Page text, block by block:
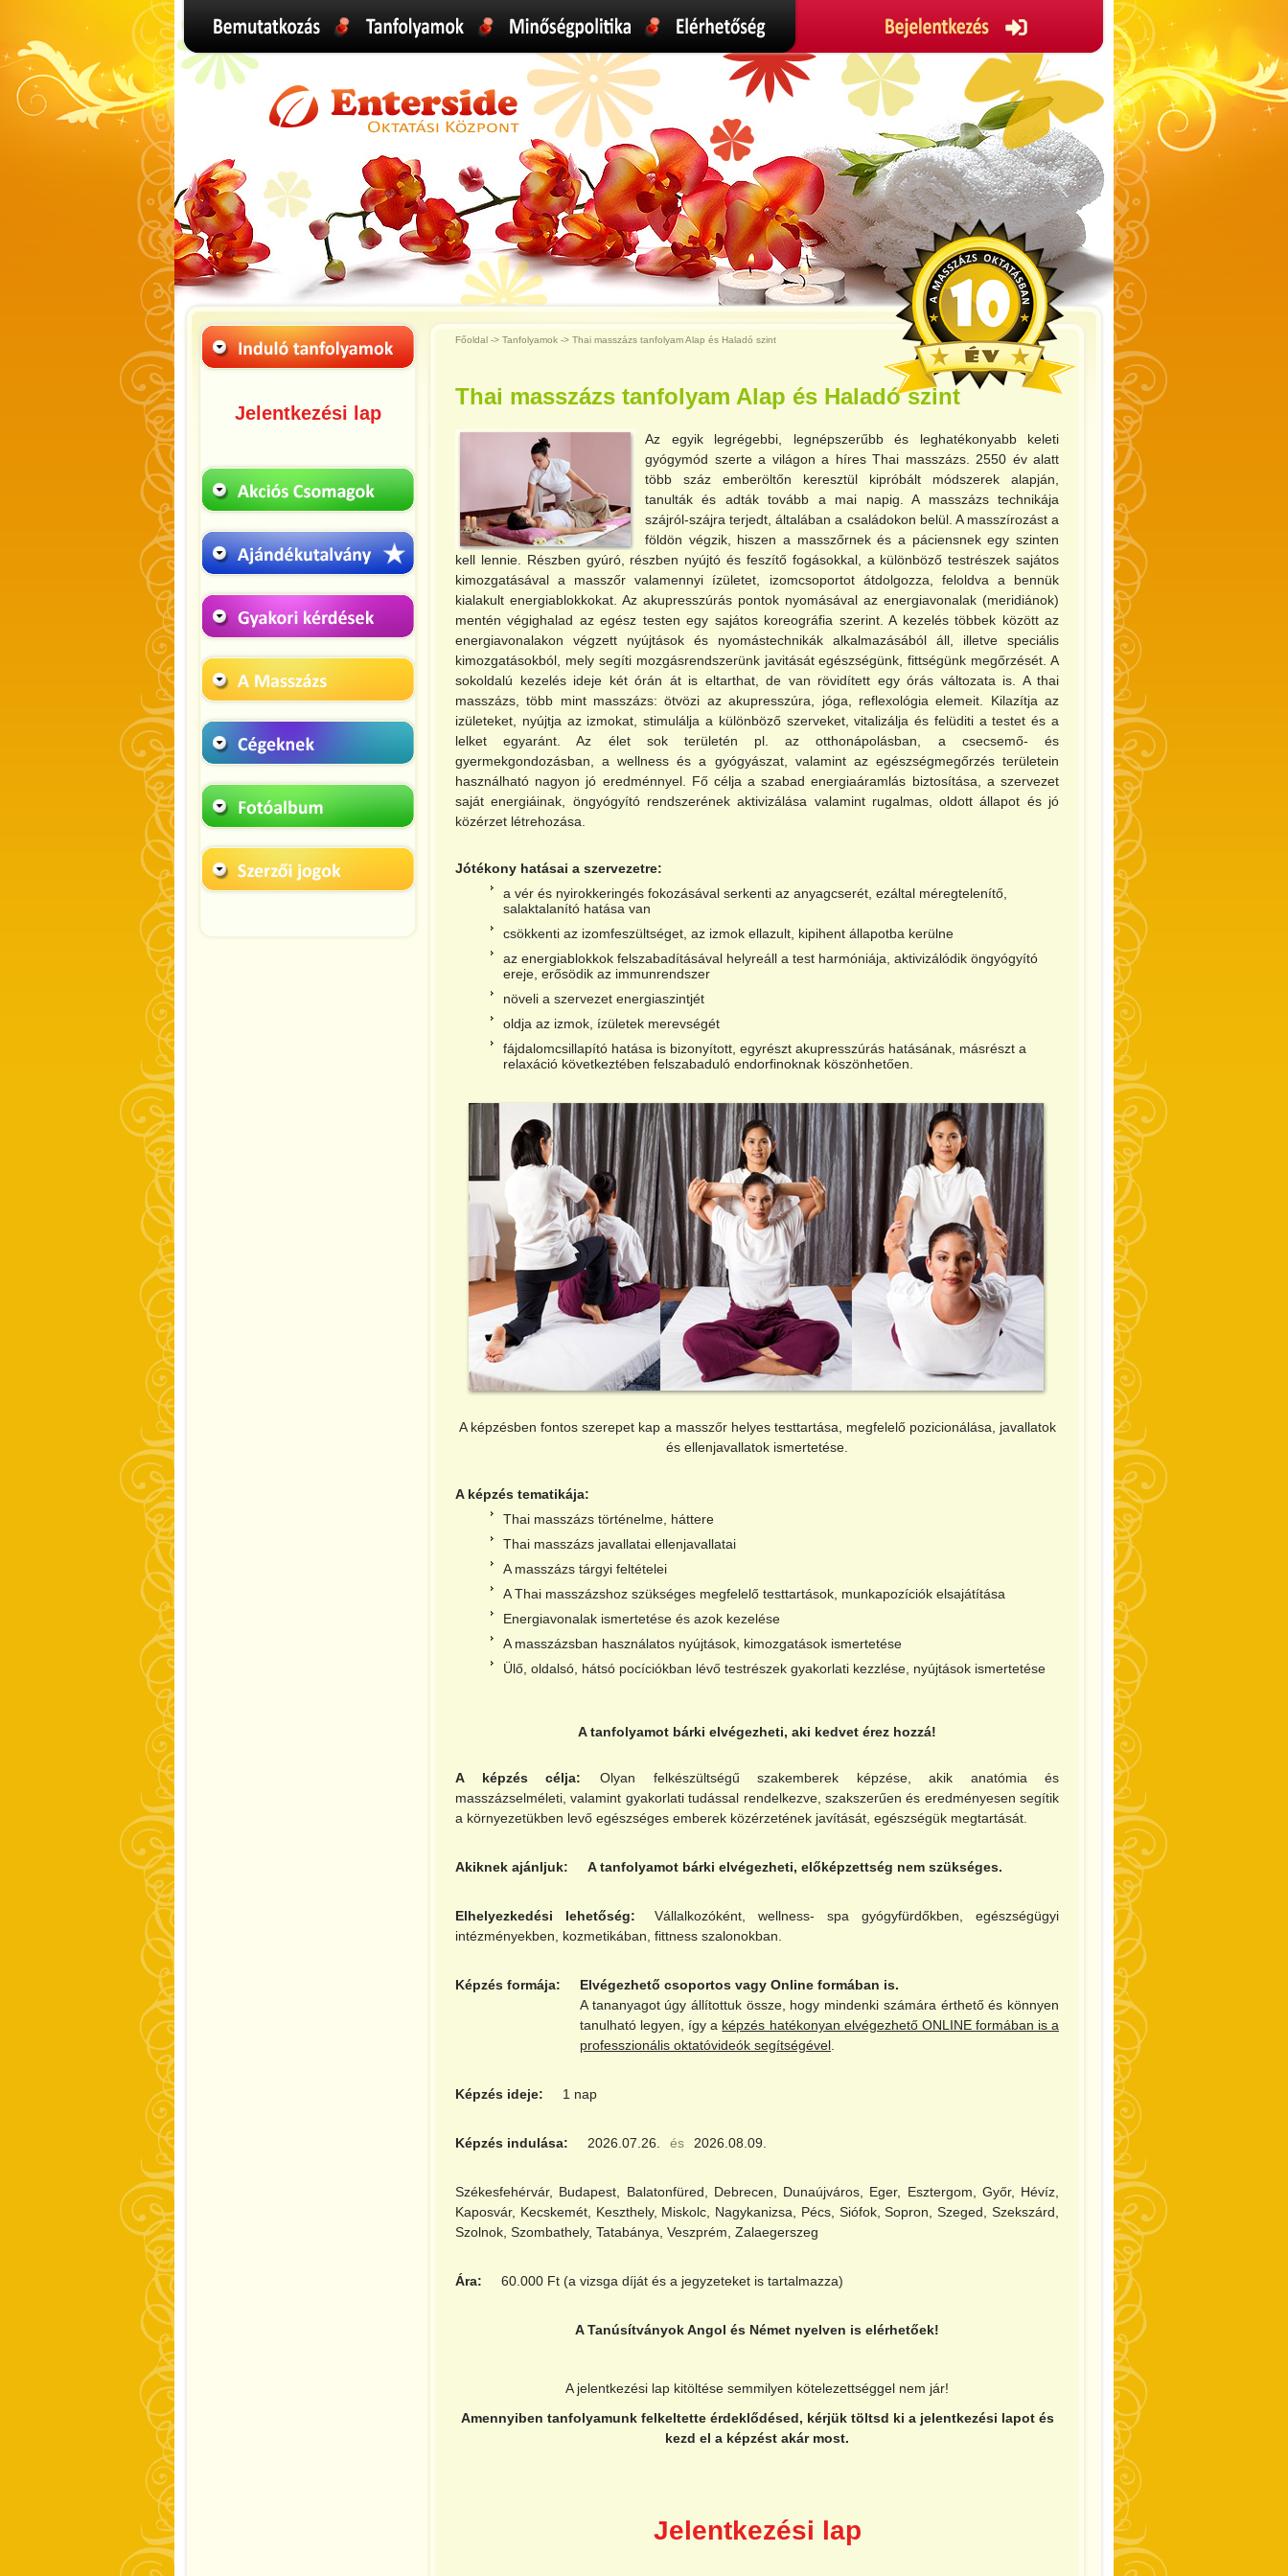
Jelentkezési lap
Főoldal -> Tanfolyamok -> Thai masszázs tanfolyam Alap és Haladó szint
Thai masszázs tanfolyam Alap és Haladó szint
Az egyik legrégebbi, legnépszerűbb és leghatékonyabb keleti
gyógymód szerte a világon a híres Thai masszázs. 2550 év alatt
több száz emberöltőn keresztül kipróbált módszerek alapján,
tanulták és adták tovább a mai napig. A masszázs technikája
szájról-szájra terjedt, általában a családokon belül. A masszírozást a
földön végzik, hiszen a masszőrnek és a páciensnek egy szinten
kell lennie. Részben gyúró, részben nyújtó és feszítő fogásokkal, a különböző testrészek sajátos
kimozgatásával a masszőr valamennyi ízületet, izomcsoportot átdolgozza, feloldva a bennük
kialakult energiablokkokat. Az akupresszúrás pontok nyomásával az energiavonalak (meridiánok)
mentén végighalad az egész testen egy sajátos koreográfia szerint. A kezelés többek között az
energiavonalakon végzett nyújtások és nyomástechnikák alkalmazásából áll, illetve speciális
kimozgatásokból, mely segíti mozgásrendszerünk javitását egészségünk, fittségünk megőrzését. A
sokoldalú kezelés ideje két órán át is eltarthat, de van rövidített egy órás változata is. A thai
masszázs, több mint masszázs: ötvözi az akupresszúra, jóga, reflexológia elemeit. Kilazítja az
izületeket, nyújtja az izmokat, stimulálja a különböző szerveket, vitalizálja és felüditi a testet és a
lelket egyaránt. Az élet sok területén pl. az otthonápolásban, a csecsemő- és
gyermekgondozásban, a wellness és a gyógyászat, valamint az egészségmegőrzés területein
használható nagyon jó eredménnyel. Fő célja a szabad energiaáramlás biztosítása, a szervezet
saját energiáinak, öngyógyító rendszerének aktivizálása valamint rugalmas, oldott állapot és jó
közérzet létrehozása.
Jótékony hatásai a szervezetre:
a vér és nyirokkeringés fokozásával serkenti az anyagcserét, ezáltal méregtelenítő,
salaktalanító hatása van
csökkenti az izomfeszültséget, az izmok ellazult, kipihent állapotba kerülne
az energiablokkok felszabadításával helyreáll a test harmóniája, aktivizálódik öngyógyító
ereje, erősödik az immunrendszer
növeli a szervezet energiaszintjét
oldja az izmok, ízületek merevségét
fájdalomcsillapító hatása is bizonyított, egyrészt akupresszúrás hatásának, másrészt a
relaxáció következtében felszabaduló endorfinoknak köszönhetően.
A képzésben fontos szerepet kap a masszőr helyes testtartása, megfelelő pozicionálása, javallatok
és ellenjavallatok ismertetése.
A képzés tematikája:
Thai masszázs történelme, háttere
Thai masszázs javallatai ellenjavallatai
A masszázs tárgyi feltételei
A Thai masszázshoz szükséges megfelelő testtartások, munkapozíciók elsajátítása
Energiavonalak ismertetése és azok kezelése
A masszázsban használatos nyújtások, kimozgatások ismertetése
Ülő, oldalsó, hátsó pocíciókban lévő testrészek gyakorlati kezzlése, nyújtások ismertetése
A tanfolyamot bárki elvégezheti, aki kedvet érez hozzá!
A képzés célja:
Olyan felkészültségű szakemberek képzése, akik anatómia és
masszázselméleti, valamint gyakorlati tudással rendelkezve, szakszerűen és eredményesen segítik
a környezetükben levő egészséges emberek közérzetének javítását, egészségük megtartását.
Akiknek ajánljuk: A tanfolyamot bárki elvégezheti, előképzettség nem szükséges.
Elhelyezkedési lehetőség:
Vállalkozóként, wellness- spa gyógyfürdőkben, egészségügyi
intézményekben, kozmetikában, fittness szalonokban.
Képzés formája:
Elvégezhető csoportos vagy Online formában is.
A tananyagot úgy állítottuk össze, hogy mindenki számára érthető és könnyen
tanulható legyen, így a képzés hatékonyan elvégezhető ONLINE formában is a
professzionális oktatóvideók segítségével
Képzés ideje: 1 nap
Képzés indulása: 2026.07.26. és 2026.08.09.
Székesfehérvár, Budapest, Balatonfüred, Debrecen, Dunaújváros, Eger, Esztergom, Győr, Hévíz,
Kaposvár, Kecskemét, Keszthely, Miskolc, Nagykanizsa, Pécs, Siófok, Sopron, Szeged, Szekszárd,
Szolnok, Szombathely, Tatabánya, Veszprém, Zalaegerszeg
Ára: 60.000 Ft (a vizsga díját és a jegyzeteket is tartalmazza)
A Tanúsítványok Angol és Német nyelven is elérhetőek!
A jelentkezési lap kitöltése semmilyen kötelezettséggel nem jár!
Amennyiben tanfolyamunk felkeltette érdeklődésed, kérjük töltsd ki a jelentkezési lapot és
kezd el a képzést akár most.
Jelentkezési lap